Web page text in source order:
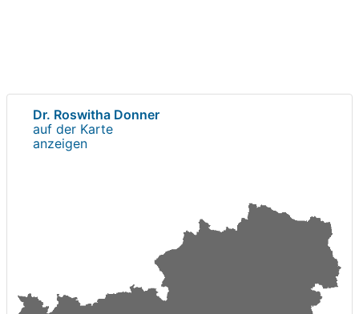
Dr. Roswitha Donner
auf der Karte
anzeigen